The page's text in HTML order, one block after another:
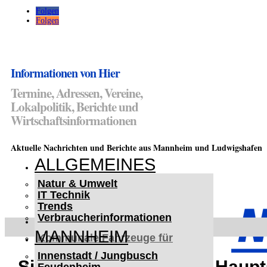
Folgen
Folgen
Informationen von Hier
Termine, Adressen, Vereine,
Lokalpolitik, Berichte und
Wirtschaftsinformationen
Aktuelle Nachrichten und Berichte aus Mannheim und Ludwigshafen
ALLGEMEINES
Natur & Umwelt
IT Technik
Trends
Verbraucherinformationen
MANNHEIM
Innenstadt / Jungbusch
< UKRAINE >
Kommunale Fahrzeuge für
Czernowitz
Nutzfahrzeuge für Czernowitz